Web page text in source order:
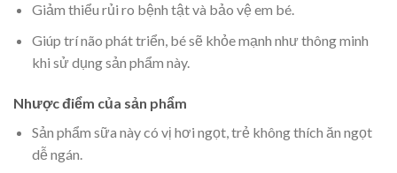
Giảm thiểu rủi ro bệnh tật và bảo vệ em bé.
Giúp trí não phát triển, bé sẽ khỏe mạnh như thông minh
khi sử dụng sản phẩm này.
Nhược điểm của sản phẩm
Sản phẩm sữa này có vị hơi ngọt, trẻ không thích ăn ngọt
dễ ngán.